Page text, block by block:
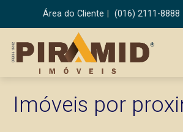
Área do Cliente (016) 2111-8888
Imóveis por